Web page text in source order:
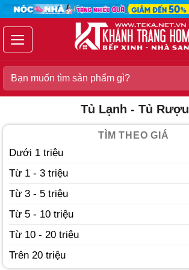
Chuyển
nội
dung
Search
Tủ Lạnh - Tủ Rượu
TÌM THEO GIÁ
Dưới 1 triệu
Từ 1 - 3 triệu
Từ 3 - 5 triệu
Từ 5 - 10 triệu
Từ 10 - 20 triệu
Trên 20 triệu